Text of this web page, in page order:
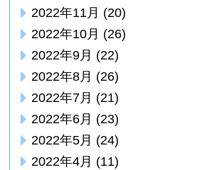
2022年11月 (20)
2022年10月 (26)
2022年9月 (22)
2022年8月 (26)
2022年7月 (21)
2022年6月 (23)
2022年5月 (24)
2022年4月 (11)